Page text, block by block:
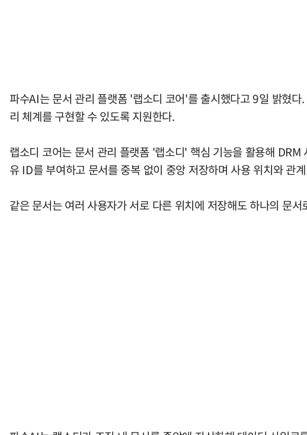
파수AI는 문서 관리 플랫폼 '랩소디 코어'를 출시했다고 9일 밝혔
리 체계를 구현할 수 있도록 지원한다.
랩소디 코어는 문서 관리 플랫폼 '랩소디' 핵심 기능을 활용해
유 ID를 부여하고 문서를 중복 없이 중앙 저장하며 사용 위치와 관
같은 문서는 여러 사용자가 서로 다른 위치에 저장해도 하나의 문